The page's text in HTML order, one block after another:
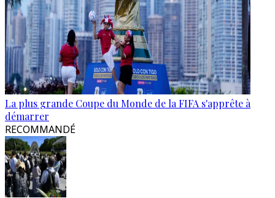
La plus grande Coupe du Monde de la FIFA s'apprête à
démarrer
RECOMMANDÉ